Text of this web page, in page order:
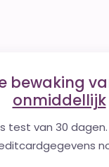
bewaking
onmiddellijk
test van 30